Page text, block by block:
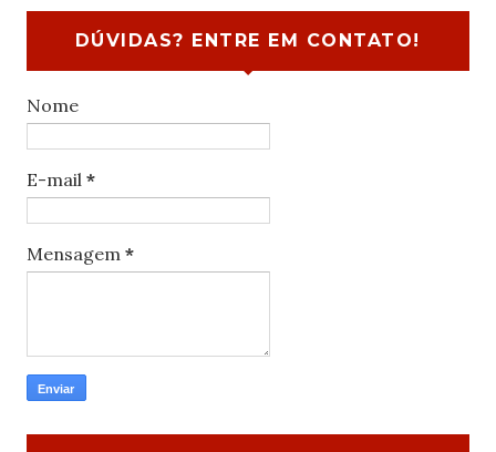
DÚVIDAS? ENTRE EM CONTATO!
Nome
E-mail *
Mensagem *